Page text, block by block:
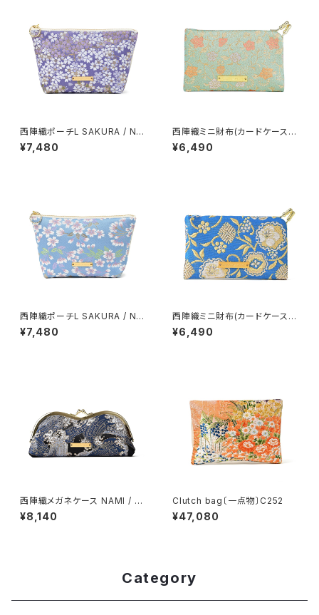
西陣織ポーチL SAKURA / NP
L22
¥7,480
西陣織ミニ財布(カードケース)
KARAKUSA / NCC7【人気商
品】
¥6,490
西陣織ポーチL SAKURA / NP
L20
¥7,480
西陣織ミニ財布(カードケース)
YUKIWA / NCC19
¥6,490
西陣織メガネケース NAMI / N
GC13
¥8,140
Clutch bag〔一点物〕C252
¥47,080
Category